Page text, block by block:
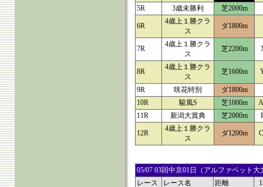
5R
3歳未勝利 芝2000m
6R
4歳上１勝クラ
ス
ダ1800m
7R
4歳上１勝クラ
ス
芝2200m
8R
4歳上１勝クラ
ス
芝1600m
9R 咲花特別 ダ1800m
10R
駿風S 芝1000m
11R
新潟大賞典 芝2000m
12R
4歳上１勝クラ
ス
ダ1200m
05/07 03回中京01日（アルファベット
レース
レース名 距離